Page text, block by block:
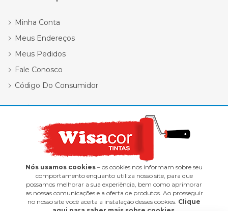
Minha Conta
Meus Endereços
Meus Pedidos
Fale Conosco
Código Do Consumidor
Redes Sociais
Wisacor Tintas | 12.418.338/0001-47
E-commerce integrado ao ERP Control Shop
Nós usamos cookies – os cookies nos informam sobre seu
comportamento enquanto utiliza nosso site, para que
possamos melhorar a sua experiência, bem como aprimorar
as nossas comunicações e a oferta de produtos. Ao prosseguir
no nosso site você aceita a instalação desses cookies. Clique